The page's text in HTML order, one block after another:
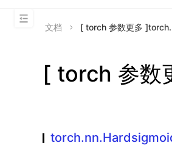
文档 [ torch 参数更多
[ torch 参数